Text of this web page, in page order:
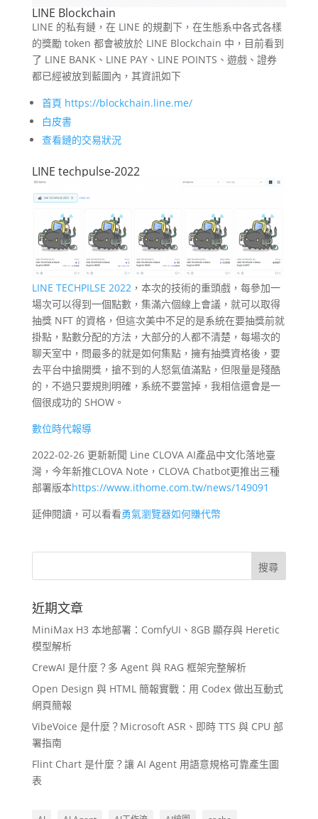
LINE Blockchain
LINE 的私有鏈，在 LINE 的規劃下，在生態系中各式各樣
的獎勵 token 都會被放於 LINE Blockchain 中，目前看到
了 LINE BANK、LINE PAY、LINE POINTS、遊戲、證券
都已經被放到藍圖內，其資訊如下
首頁 https://blockchain.line.me/
白皮書
查看鏈的交易狀況
LINE techpulse-2022
LINE TECHPILSE 2022，本次的技術的重頭戲，每參加一
場次可以得到一個點數，集滿六個線上會議，就可以取得
抽獎 NFT 的資格，但這次美中不足的是系統在要抽獎前就
掛點，點數分配的方法，大部分的人都不清楚，每場次的
聊天室中，問最多的就是如何集點，擁有抽獎資格後，要
去平台中搶開獎，搶不到的人怒氣值滿點，但限量是殘酷
的，不過只要規則明確，系統不要當掉，我相信還會是一
個很成功的 SHOW。
數位時代報導
2022-02-26 更新新聞 Line CLOVA AI產品中文化落地臺
灣，今年新推CLOVA Note，CLOVA Chatbot更推出三種
部署版本https://www.ithome.com.tw/news/149091
延伸閱讀，可以看看勇氣瀏覽器如何賺代幣
近期文章
MiniMax H3 本地部署：ComfyUI、8GB 顯存與 Heretic
模型解析
CrewAI 是什麼？多 Agent 與 RAG 框架完整解析
Open Design 與 HTML 簡報實戰：用 Codex 做出互動式
網頁簡報
VibeVoice 是什麼？Microsoft ASR、即時 TTS 與 CPU 部
署指南
Flint Chart 是什麼？讓 AI Agent 用語意規格可靠產生圖
表